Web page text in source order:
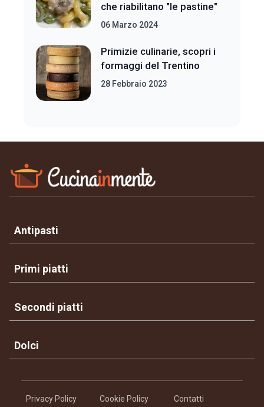
che riabilitano "le pastine"
06 Marzo 2024
Primizie culinarie, scopri i
formaggi del Trentino
28 Febbraio 2023
Antipasti
Primi piatti
Secondi piatti
Dolci
Privacy Policy Cookie Policy Contatti